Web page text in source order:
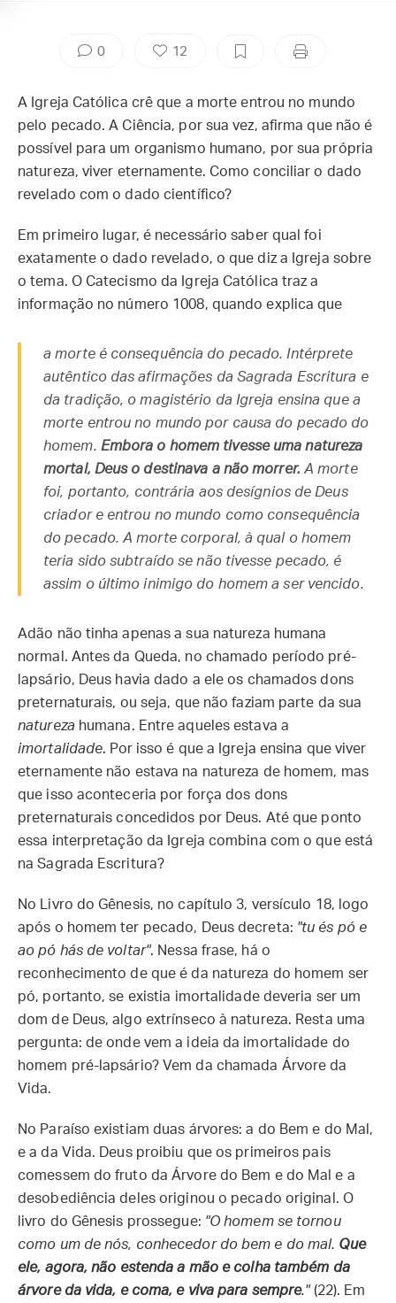
0 12
A Igreja Católica crê que a morte entrou no mundo
pelo pecado. A Ciência, por sua vez, afirma que não é
possível para um organismo humano, por sua própria
natureza, viver eternamente. Como conciliar o dado
revelado com o dado científico?
Em primeiro lugar, é necessário saber qual foi
exatamente o dado revelado, o que diz a Igreja sobre
o tema. O Catecismo da Igreja Católica traz a
informação no número 1008, quando explica que
a morte é consequência do pecado. Intérprete
autêntico das afirmações da Sagrada Escritura e
da tradição, o magistério da Igreja ensina que a
morte entrou no mundo por causa do pecado do
homem. Embora o homem tivesse uma natureza
mortal, Deus o destinava a não morrer. A morte
foi, portanto, contrária aos desígnios de Deus
criador e entrou no mundo como consequência
do pecado. A morte corporal, à qual o homem
teria sido subtraído se não tivesse pecado, é
assim o último inimigo do homem a ser vencido.
Adão não tinha apenas a sua natureza humana
normal. Antes da Queda, no chamado período pré-
lapsário, Deus havia dado a ele os chamados dons
preternaturais, ou seja, que não faziam parte da sua
naturezahumana. Entre aqueles estava a
imortalidade. Por isso é que a Igreja ensina que viver
eternamente não estava na natureza de homem, mas
que isso aconteceria por força dos dons
preternaturais concedidos por Deus. Até que ponto
essa interpretação da Igreja combina com o que está
na Sagrada Escritura?
No Livro do Gênesis, no capítulo 3, versículo 18, logo
após o homem ter pecado, Deus decreta: "tu és pó e
ao pó hás de voltar". Nessa frase, há o
reconhecimento de que é da natureza do homem ser
pó, portanto, se existia imortalidade deveria ser um
dom de Deus, algo extrínseco à natureza. Resta uma
pergunta: de onde vem a ideia da imortalidade do
homem pré-lapsário? Vem da chamada Árvore da
Vida.
No Paraíso existiam duas árvores: a do Bem e do Mal,
e a da Vida. Deus proibiu que os primeiros pais
comessem do fruto da Árvore do Bem e do Mal e a
desobediência deles originou o pecado original. O
livro do Gênesis prossegue: "O homem se tornou
como um de nós, conhecedor do bem e do mal. Que
ele, agora, não estenda a mão e colha também da
árvore da vida, e coma, e viva para sempre."(22). Em